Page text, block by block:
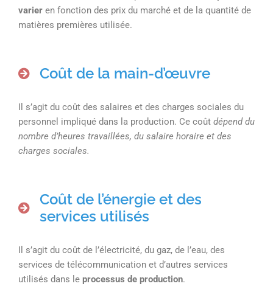
varier en fonction des prix du marché et de la quantité de
matières premières utilisée.
Coût de la main-d’œuvre
Il s’agit du coût des salaires et des charges sociales du
personnel impliqué dans la production. Ce coût dépend du
nombre d’heures travaillées, du salaire horaire et des
charges sociales.
Coût de l’énergie et des
services utilisés
Il s’agit du coût de l’électricité, du gaz, de l’eau, des
services de télécommunication et d’autres services
utilisés dans le processus de production.